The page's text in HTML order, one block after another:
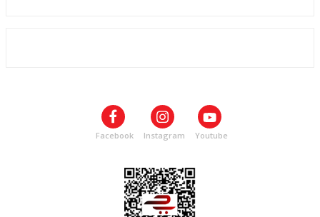
Facebook Instagram Youtube